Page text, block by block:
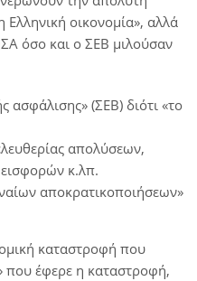
Ελληνική οικονομία», αλλά
όσο και ο ΣΕΒ μιλούσαν
ασφάλισης» (ΣΕΒ) διότι «το
απολύσεων,
κ.λπ.
αποκρατικοποιήσεων»
καταστροφή που
που έφερε η καταστροφή,